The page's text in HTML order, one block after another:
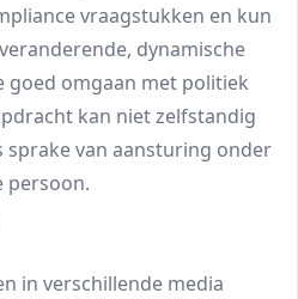
vraagstukken en kun
dynamische
goed omgaan met politiek
kan niet zelfstandig
sprake van aansturing onder
persoon.
in verschillende media